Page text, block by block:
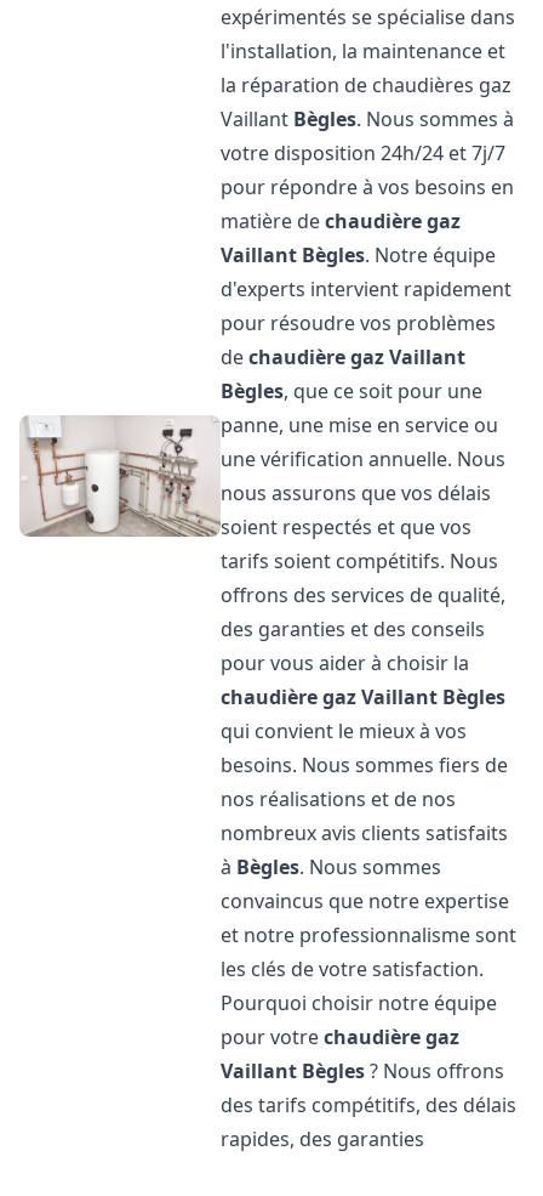
expérimentés se spécialise dans
l'installation, la maintenance et
la réparation de chaudières gaz
Vaillant Bègles. Nous sommes à
votre disposition 24h/24 et 7j/7
pour répondre à vos besoins en
matière dechaudière gaz
Vaillant Bègles. Notre équipe
d'experts intervient rapidement
pour résoudre vos problèmes
dechaudière gaz Vaillant
Bègles, que ce soit pour une
panne, une mise en service ou
une vérification annuelle. Nous
nous assurons que vos délais
soient respectés et que vos
tarifs soient compétitifs. Nous
offrons des services de qualité,
des garanties et des conseils
pour vous aider à choisir la
chaudière gaz Vaillant Bègles
qui convient le mieux à vos
besoins. Nous sommes fiers de
nos réalisations et de nos
nombreux avis clients satisfaits
à Bègles. Nous sommes
convaincus que notre expertise
et notre professionnalisme sont
les clés de votre satisfaction.
Pourquoi choisir notre équipe
pour votrechaudière gaz
Vaillant Bègles? Nous offrons
des tarifs compétitifs, des délais
rapides, des garanties